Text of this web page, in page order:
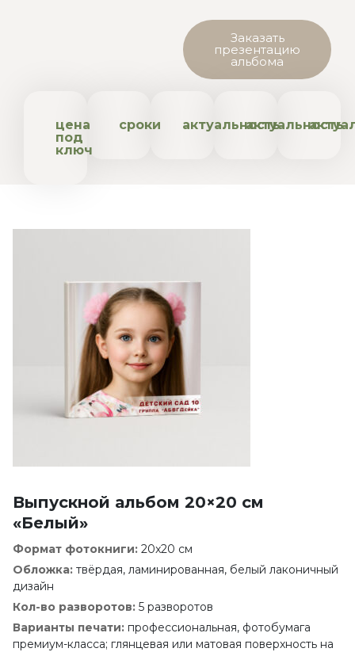
Заказать
презентацию
альбома
цена
под
ключ
сроки актуальностьактуальность
Выпускной альбом 20×20 см
«Белый»
Формат фотокниги: 20x20 см
Обложка: твёрдая, ламинированная, белый лаконичный
дизайн
Кол-во разворотов: 5 разворотов
Варианты печати: профессиональная, фотобумага
премиум-класса; глянцевая или матовая поверхность на